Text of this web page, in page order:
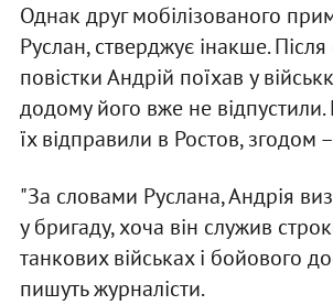
Однак друг мобілізованого
Руслан, стверджує інакше.
повістки Андрій поїхав у
додому його вже не відпустили.
їх відправили в Ростов, згодом
"За словами Руслана, Андрія
у бригаду, хоча він служив
танкових військах і бойового
пишуть журналісти.